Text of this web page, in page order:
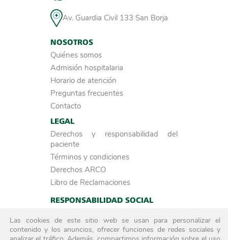
Av. Guardia Civil 133 San Borja
NOSOTROS
Quiénes somos
Admisión hospitalaria
Horario de atención
Preguntas frecuentes
Contacto
LEGAL
Derechos y responsabilidad del
paciente
Términos y condiciones
Derechos ARCO
Libro de Reclamaciones
RESPONSABILIDAD SOCIAL
ACREDITADOS POR
Las cookies de este sitio web se usan para personalizar el
contenido y los anuncios, ofrecer funciones de redes sociales y